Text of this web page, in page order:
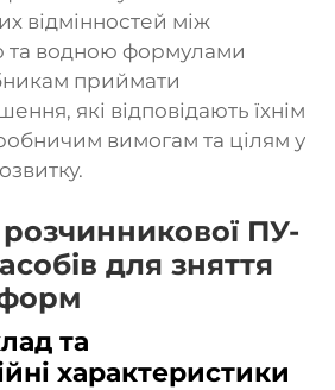
відмінностей між
та водною формулами
приймати
які відповідають їхнім
вимогам та цілям у
ПУ-
для зняття
форм
та
характеристики